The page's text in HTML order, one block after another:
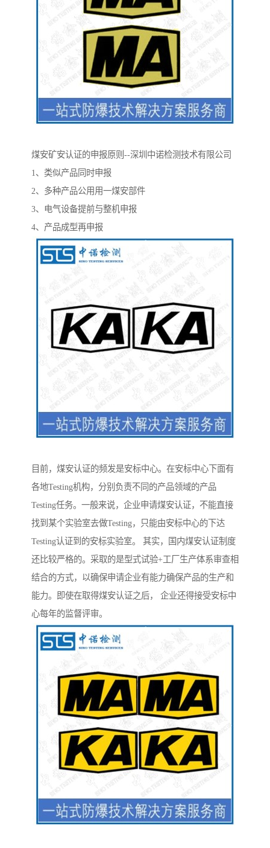
煤安矿安认证的申报原则--深圳中诺检测技术有限公司
1、类似产品同时申报
2、多种产品公用用一煤安部件
3、电气设备提前与整机申报
4、产品成型再申报
目前，煤安认证的频发是安标中心。在安标中心下面有
各地Testing机构，分别负责不同的产品领域的产品
Testing任务。一般来说，企业申请煤安认证，不能直接
找到某个实验室去做Testing，只能由安标中心的下达
Testing认证到的安标实验室。 其实，国内煤安认证制度
还比较严格的。采取的是型式试验+工厂生产体系审查相
结合的方式，以确保申请企业有能力确保产品的生产和
能力。即使在取得煤安认证之后， 企业还得接受安标中
心每年的监督评审。